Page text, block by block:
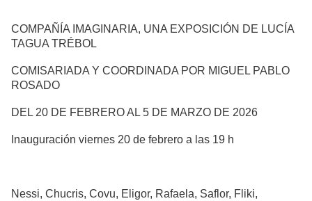
COMPAÑÍA IMAGINARIA, UNA EXPOSICIÓN DE LUCÍA
TAGUA TRÉBOL
COMISARIADA Y COORDINADA POR MIGUEL PABLO
ROSADO
DEL 20 DE FEBRERO AL 5 DE MARZO DE 2026
Inauguración viernes 20 de febrero a las 19 h
Nessi, Chucris, Covu, Eligor, Rafaela, Saflor, Fliki,